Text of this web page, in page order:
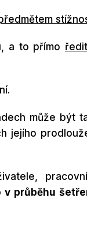
a to přímo
může být
jejího
v průběhu